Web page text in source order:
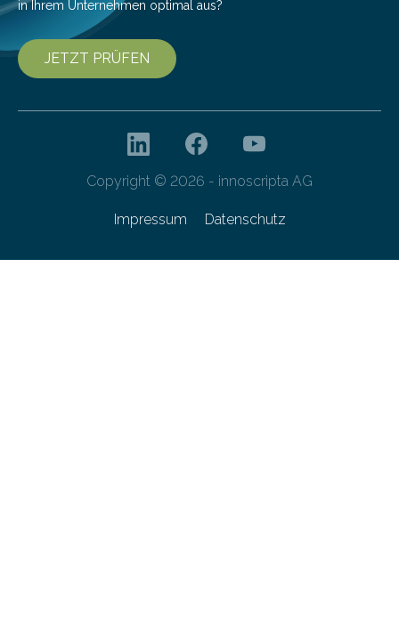
in Ihrem Unternehmen optimal aus?
JETZT PRÜFEN
Copyright © 2026 - innoscripta AG
Impressum Datenschutz